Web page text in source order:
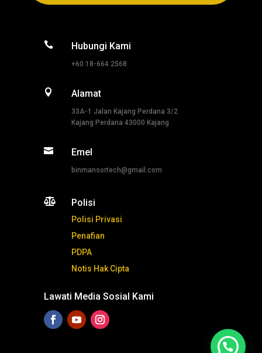
 Hubungi Kami
+60 18-664 2568
 Alamat
33A-1 Jalan Kajang Perdana 3/2
Kajang Perdana 43000 Kajang
 Emel
binmansortech@gmail.com
 Polisi
Polisi Privasi
Penafian
PDPA
Notis Hak Cipta
Lawati Media Sosial Kami